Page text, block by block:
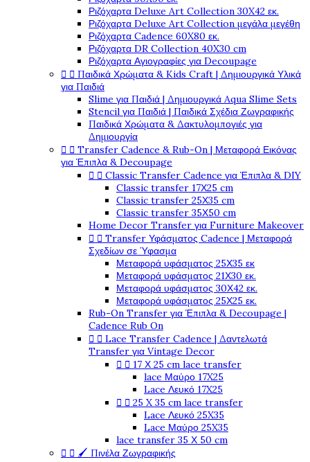
Ριζόχαρτα Deluxe Art Collection 30X42 εκ.
Ριζόχαρτα Deluxe Art Collection μεγάλα μεγέθη
Ριζόχαρτα Cadence 60X80 εκ.
Ριζόχαρτα DR Collection 40X30 cm
Ριζόχαρτα Αγιογραφίες για Decoupage
  Παιδικά Χρώματα & Kids Craft | Δημιουργικά Υλικά
για Παιδιά
Slime για Παιδιά | Δημιουργικά Aqua Slime Sets
Stencil για Παιδιά | Παιδικά Σχέδια Ζωγραφικής
Παιδικά Χρώματα & Δακτυλομπογιές για
Δημιουργία
  Transfer Cadence & Rub-On | Μεταφορά Εικόνας
για Έπιπλα & Decoupage
  Classic Transfer Cadence για Έπιπλα & DIY
Classic transfer 17Χ25 cm
Classic transfer 25Χ35 cm
Classic transfer 35Χ50 cm
Home Decor Transfer για Furniture Makeover
  Transfer Υφάσματος Cadence | Μεταφορά
Σχεδίων σε Ύφασμα
Μεταφορά υφάσματος 25Χ35 εκ
Μεταφορά υφάσματος 21Χ30 εκ.
Μεταφορά υφάσματος 30Χ42 εκ.
Μεταφορά υφάσματος 25Χ25 εκ.
Rub-On Transfer για Έπιπλα & Decoupage |
Cadence Rub On
  Lace Transfer Cadence | Δαντελωτά
Transfer για Vintage Decor
  17 Χ 25 cm lace transfer
lace Μαύρο 17X25
Lace Λευκό 17X25
  25 X 35 cm lace transfer
Lace Λευκό 25X35
Lace Μαύρο 25X35
lace transfer 35 Χ 50 cm
  🖌️ Πινέλα Ζωγραφικής